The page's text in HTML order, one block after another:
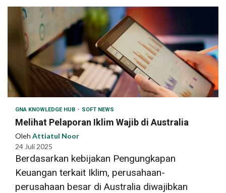
GNA KNOWLEDGE HUB SOFT NEWS
Melihat Pelaporan Iklim Wajib di Australia
Oleh Attiatul Noor
24 Juli 2025
Berdasarkan kebijakan Pengungkapan
Keuangan terkait Iklim, perusahaan-
perusahaan besar di Australia diwajibkan